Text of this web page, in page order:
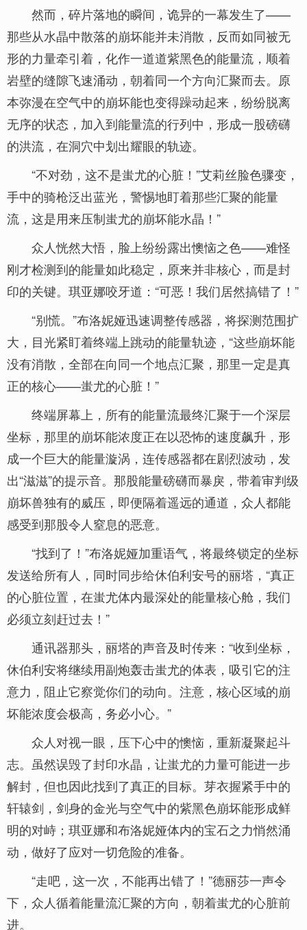
然而，碎片落地的瞬间，诡异的一幕发生了——
那些从水晶中散落的崩坏能并未消散，反而如同被无
形的力量牵引着，化作一道道紫黑色的能量流，顺着
岩壁的缝隙飞速涌动，朝着同一个方向汇聚而去。原
本弥漫在空气中的崩坏能也变得躁动起来，纷纷脱离
无序的状态，加入到能量流的行列中，形成一股磅礴
的洪流，在洞穴中划出耀眼的轨迹。
“不对劲，这不是蚩尤的心脏！”艾莉丝脸色骤变，
手中的骑枪泛出蓝光，警惕地盯着那些汇聚的能量
流，这是用来压制蚩尤的崩坏能水晶！”
众人恍然大悟，脸上纷纷露出懊恼之色——难怪
刚才检测到的能量如此稳定，原来并非核心，而是封
印的关键。琪亚娜咬牙道：“可恶！我们居然搞错了！”
“别慌。”布洛妮娅迅速调整传感器，将探测范围扩
大，目光紧盯着终端上跳动的能量轨迹，“这些崩坏能
没有消散，全部在向同一个地点汇聚，那里一定是真
正的核心——蚩尤的心脏！”
终端屏幕上，所有的能量流最终汇聚于一个深层
坐标，那里的崩坏能浓度正在以恐怖的速度飙升，形
成一个巨大的能量漩涡，连传感器都在剧烈波动，发
出“滋滋”的提示音。那股能量磅礴而暴戾，带着审判级
崩坏兽独有的威压，即便隔着遥远的通道，众人都能
感受到那股令人窒息的恶意。
“找到了！”布洛妮娅加重语气，将最终锁定的坐标
发送给所有人，同时同步给休伯利安号的丽塔，“真正
的心脏位置，在蚩尤体内最深处的能量核心舱，我们
必须立刻赶过去！”
通讯器那头，丽塔的声音及时传来：“收到坐标，
休伯利安将继续用副炮轰击蚩尤的体表，吸引它的注
意力，阻止它察觉你们的动向。注意，核心区域的崩
坏能浓度会极高，务必小心。”
众人对视一眼，压下心中的懊恼，重新凝聚起斗
志。虽然误毁了封印水晶，让蚩尤的力量可能进一步
解封，但也因此找到了真正的目标。芽衣握紧手中的
轩辕剑，剑身的金光与空气中的紫黑色崩坏能形成鲜
明的对峙；琪亚娜和布洛妮娅体内的宝石之力悄然涌
动，做好了应对一切危险的准备。
“走吧，这一次，不能再出错了！”德丽莎一声令
下，众人循着能量流汇聚的方向，朝着蚩尤的心脏前
进。